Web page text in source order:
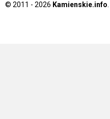
© 2011 - 2026 Kamienskie.info